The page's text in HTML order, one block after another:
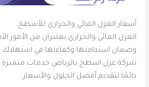
أسعار العزل المائي والحراري للأسطح
العزل المائي والحراري يعتبران من الأمور
وضمان استدامتها وكفاءتها في
شركة عزل اسطح بالرياض خدمات متميزة
دائمًا لتقديم أفضل الحلول والأسعار.